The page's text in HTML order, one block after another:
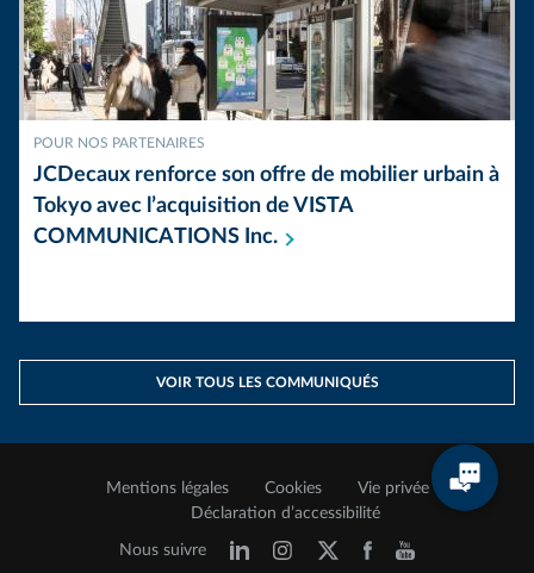
POUR NOS PARTENAIRES
JCDecaux renforce son offre de mobilier urbain à
Tokyo avec l’acquisition de VISTA
COMMUNICATIONS Inc.
VOIR TOUS LES COMMUNIQUÉS
Mentions légales Cookies
Vie privée
Déclaration d’accessibilité
Nous suivre